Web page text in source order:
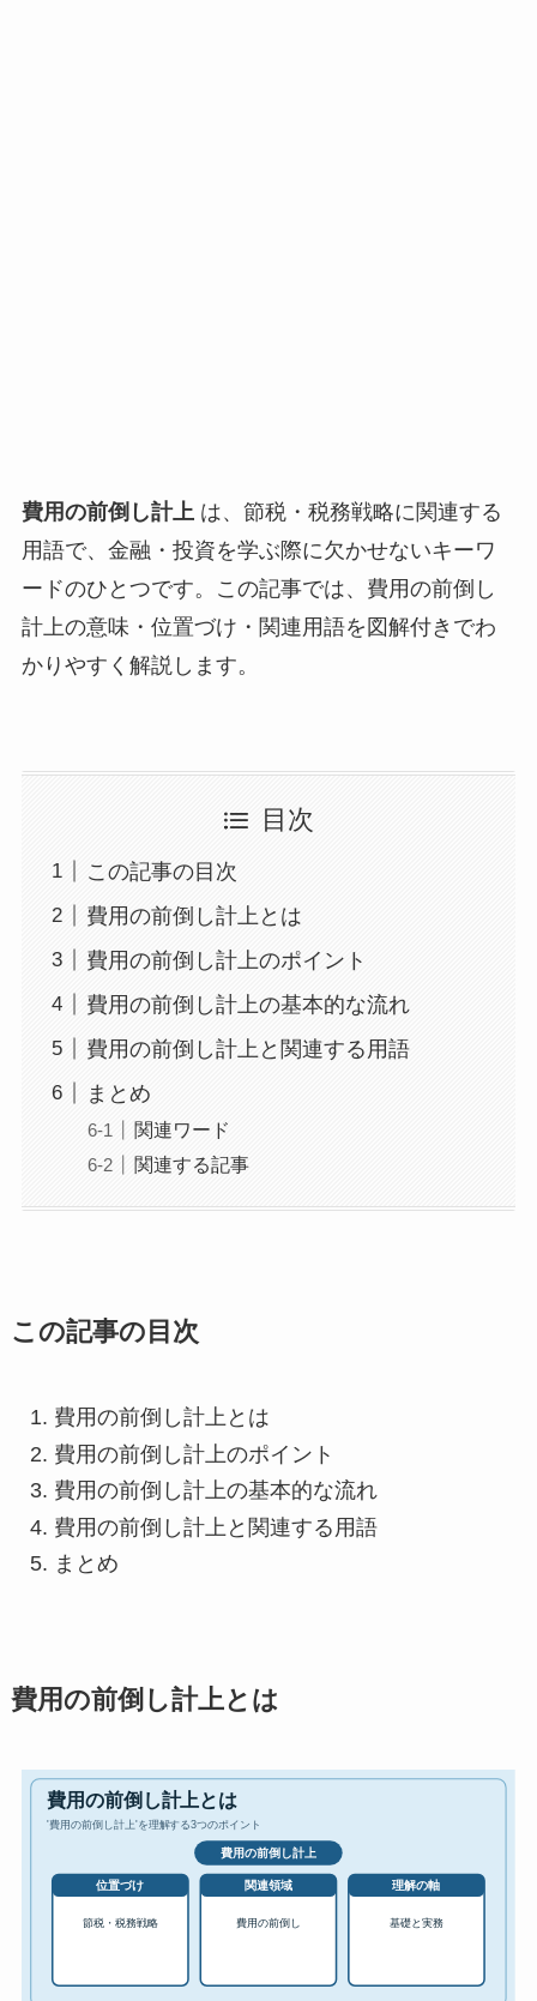
費用の前倒し計上は、節税・税務戦略に関連する
用語で、金融・投資を学ぶ際に欠かせないキーワ
ードのひとつです。この記事では、費用の前倒し
計上の意味・位置づけ・関連用語を図解付きでわ
かりやすく解説します。
目次
この記事の目次
費用の前倒し計上とは
費用の前倒し計上のポイント
費用の前倒し計上の基本的な流れ
費用の前倒し計上と関連する用語
まとめ
関連ワード
関連する記事
この記事の目次
費用の前倒し計上とは
費用の前倒し計上のポイント
費用の前倒し計上の基本的な流れ
費用の前倒し計上と関連する用語
まとめ
費用の前倒し計上とは